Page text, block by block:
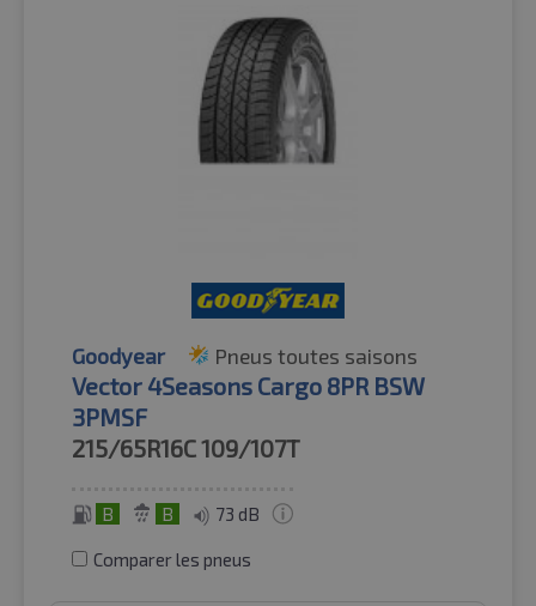
Goodyear Pneus toutes saisons
Vector 4Seasons Cargo 8PR BSW
3PMSF
215/65R16C109/107T
B B 73 dB
Comparer les pneus